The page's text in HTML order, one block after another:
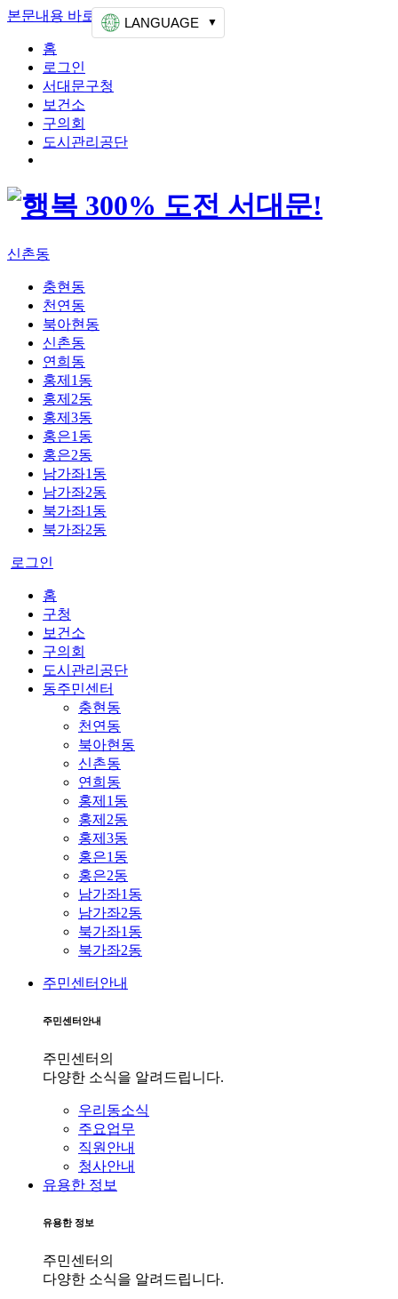
본문내용 바로가기 상단메뉴 가기
홈
로그인
서대문구청
보건소
구의회
도시관리공단
신촌동
충현동
천연동
북아현동
신촌동
연희동
홍제1동
홍제2동
홍제3동
홍은1동
홍은2동
남가좌1동
남가좌2동
북가좌1동
북가좌2동
로그인
LANGUAGE
홈
구청
보건소
구의회
도시관리공단
동주민센터
충현동
천연동
북아현동
신촌동
연희동
홍제1동
홍제2동
홍제3동
홍은1동
홍은2동
남가좌1동
남가좌2동
북가좌1동
북가좌2동
주민센터안내
주민센터안내
주민센터의
다양한 소식을 알려드립니다.
우리동소식
주요업무
직원안내
청사안내
유용한 정보
유용한 정보
주민센터의
다양한 소식을 알려드립니다.